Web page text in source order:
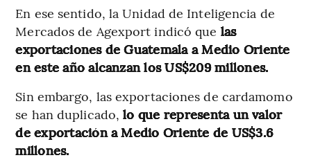
En ese sentido, la Unidad de Inteligencia de
Mercados de Agexport indicó que las
exportaciones de Guatemala a Medio Oriente
en este año alcanzan los US$209 millones.
Sin embargo, las exportaciones de cardamomo
se han duplicado,lo que representa un valor
de exportación a Medio Oriente de US$3.6
millones.